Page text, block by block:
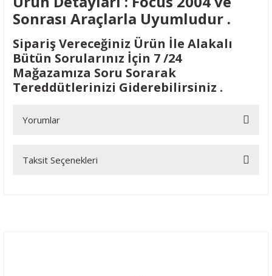
Sonrası Araçlarla Uyumludur .
Sipariş Vereceğiniz Ürün İle Alakalı
Bütün Sorularınız İçin 7 /24
Mağazamıza Soru Sorarak
Tereddütlerinizi Giderebilirsiniz .
Yorumlar
Bu ürüne ilk yorumu siz yapın!
Taksit Seçenekleri